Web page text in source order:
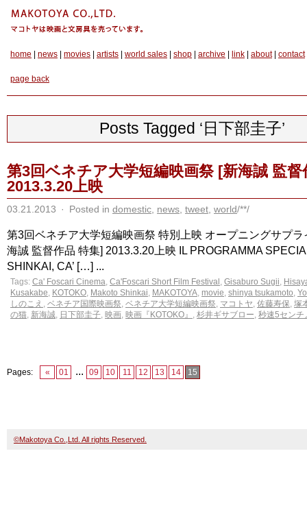
home news movies artists world sales shop archive link about| contact
page back
Posts Tagged ‘日下部圭子’
第3回ベネチア大学短編映画祭 [新海誠 監督
2013.3.20上映
03.21.2013 · Posted in domestic news tweet world/**/
第3回ベネチア大学短編映画祭 特別上映 オープニングサプラ
海誠 監督作品 特集] 2013.3.20上映 IL PROGRAMMA
SHINKAI, CA’ […] ...
Tags: Ca' Foscari Cinema, Ca'Foscari Short Film Festival , Gisaburo Sugii,
Kusakabe, KOTOKO, Makoto Shinkai, MAKOTOYA, movie, shinya tsukamoto,
しのこえ , ベネチア国際映画祭, ベネチア大学短編映画祭, マコトヤ, 佐藤寿保, 塚
の猫, 新海誠, 日下部圭子, 映画, 映画『KOTOKO』 , 杉井ギサブロー, 秒速5センチ
Pages: « 01 ... 09 10 11 12 13 14 15
©Makotoya Co.,Ltd. All rights Reserved.